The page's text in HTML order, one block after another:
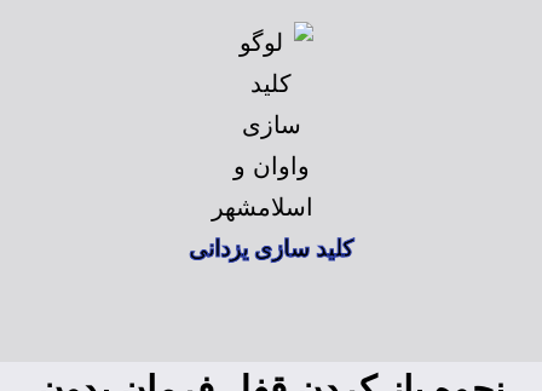
کلید سازی یزدانی